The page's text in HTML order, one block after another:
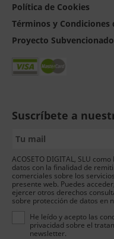
Política de Cookies
Términos y Condiciones
Proyecto Subvencionado
Suscríbete a
ACOSETO DIGITAL, SLU
datos con la finalidad de
comerciales sobre los
presente web. Puedes
ejercer otros derechos
sobre protección de datos en
He leído y acepto las
privacidad sobre el
newsletter.